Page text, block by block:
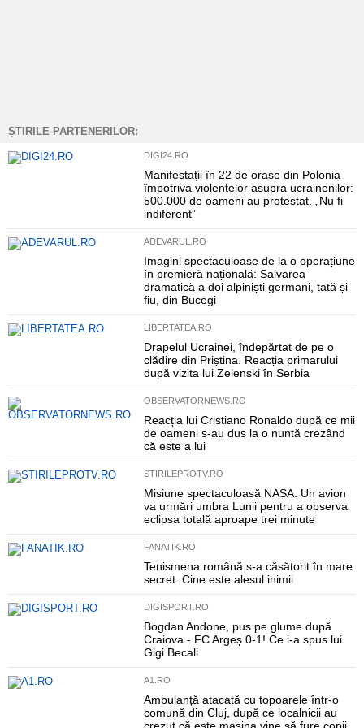
ȘTIRILE PARTENERILOR:
DIGI24.RO
Manifestații în 22 de orașe din Polonia
împotriva violențelor asupra ucrainenilor:
500.000 de oameni au protestat. „Nu fi
indiferent”
ADEVARUL.RO
Imagini spectaculoase de la o operațiune
în premieră națională: Salvarea
dramatică a doi alpiniști germani, tată și
fiu, din Bucegi
LIBERTATEA.RO
Drapelul Ucrainei, îndepărtat de pe o
clădire din Priștina. Reacția primarului
după vizita lui Zelenski în Serbia
OBSERVATORNEWS.RO
Reacția lui Cristiano Ronaldo după ce mii
de oameni s-au dus la o nuntă crezând
că este a lui
STIRILEPROTV.RO
Misiune spectaculoasă NASA. Un avion
va urmări umbra Lunii pentru a observa
eclipsa totală aproape trei minute
FANATIK.RO
Tenismena română s-a căsătorit în mare
secret. Cine este alesul inimii
DIGISPORT.RO
Bogdan Andone, pus pe glume după
Craiova - FC Argeș 0-1! Ce i-a spus lui
Gigi Becali
A1.RO
Ambulanță atacată cu topoarele într-o
comună din Cluj, după ce localnicii au